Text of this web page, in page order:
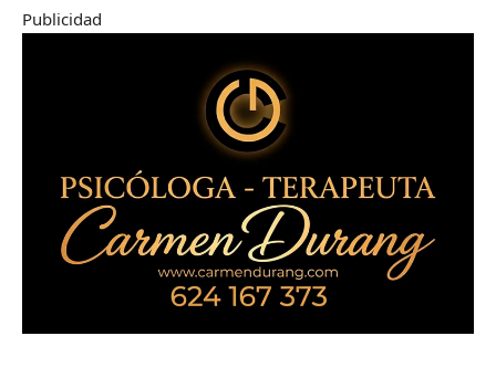
Publicidad